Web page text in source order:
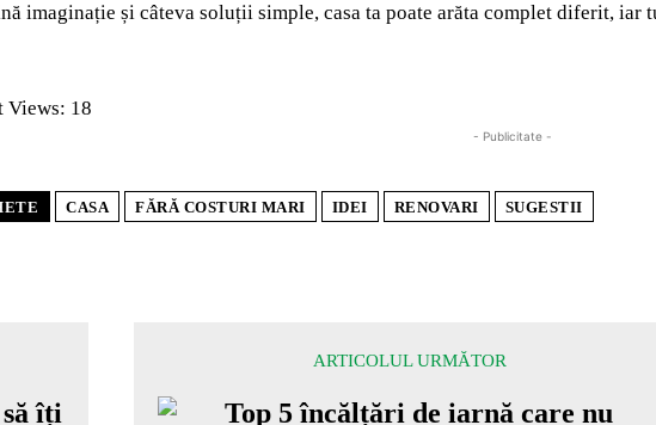
imaginație și câteva soluții simple, casa ta poate arăta complet diferit, iar
Views: 18
- Publicitate -
CASA FĂRĂ COSTURI MARI IDEI RENOVARI SUGESTII
ARTICOLUL URMĂTOR